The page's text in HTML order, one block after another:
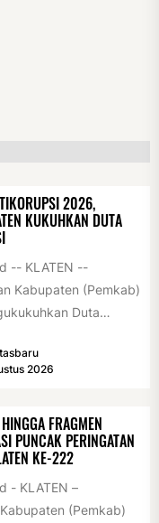
2026,
KUKUHKAN DUTA
-- KLATEN --
Kabupaten (Pemkab)
Duta
Pengukuhan
2026
FRAGMEN
PUNCAK PERINGATAN
KE-222
- KLATEN –
(Pemkab)